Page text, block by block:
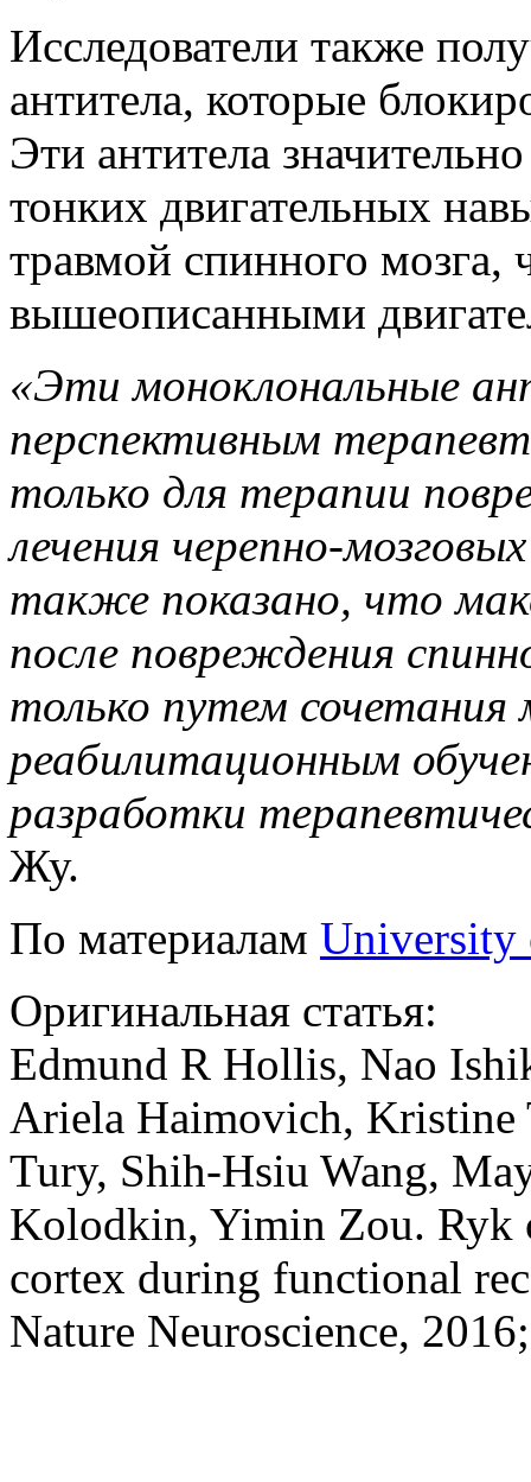
Исследователи также
антитела, которые
Эти антитела
тонких двигательных
травмой спинного мозга,
вышеописанными
«Эти моноклональные
перспективным
только для терапии
лечения черепно-
также показано, что
после повреждения
только путем сочетания
реабилитационным
разработки
Жу.
По материалам University
Оригинальная статья:
Edmund R Hollis, Nao
Ariela Haimovich, Kristine
Tury, Shih-Hsiu Wang,
Kolodkin, Yimin Zou. Ryk
cortex during functional
Nature Neuroscience,